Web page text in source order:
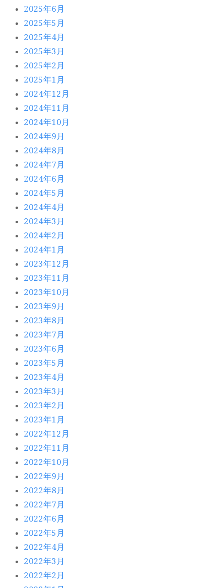
2025年6月
2025年5月
2025年4月
2025年3月
2025年2月
2025年1月
2024年12月
2024年11月
2024年10月
2024年9月
2024年8月
2024年7月
2024年6月
2024年5月
2024年4月
2024年3月
2024年2月
2024年1月
2023年12月
2023年11月
2023年10月
2023年9月
2023年8月
2023年7月
2023年6月
2023年5月
2023年4月
2023年3月
2023年2月
2023年1月
2022年12月
2022年11月
2022年10月
2022年9月
2022年8月
2022年7月
2022年6月
2022年5月
2022年4月
2022年3月
2022年2月